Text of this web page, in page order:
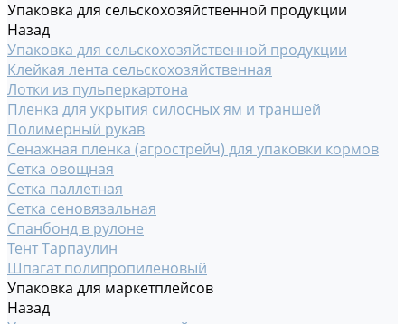
Упаковка для сельскохозяйственной продукции
Назад
Упаковка для сельскохозяйственной продукции
Клейкая лента сельскохозяйственная
Лотки из пульперкартона
Пленка для укрытия силосных ям и траншей
Полимерный рукав
Сенажная пленка (агрострейч) для упаковки кормов
Сетка овощная
Сетка паллетная
Сетка сеновязальная
Спанбонд в рулоне
Тент Тарпаулин
Шпагат полипропиленовый
Упаковка для маркетплейсов
Назад